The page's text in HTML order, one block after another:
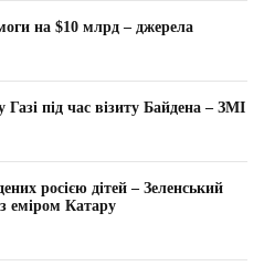
на $10 млрд – джерела
Газі під час візиту Байдена – ЗМІ
росією дітей – Зеленський
еміром Катару